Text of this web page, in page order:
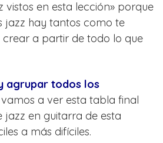
vistos en esta lección» porque
jazz hay tantos como te
crear a partir de todo lo que
agrupar todos los
, vamos a ver esta tabla final
jazz en guitarra de esta
a más difíciles.